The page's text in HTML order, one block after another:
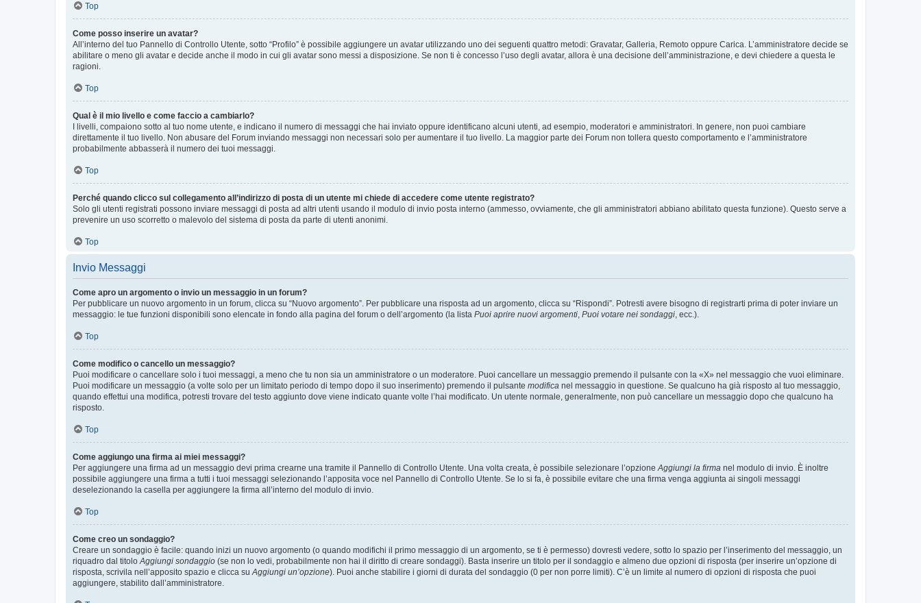
Top
Come posso inserire un avatar?
All’interno del tuo Pannello di Controllo Utente, sotto “Profilo” è possibile aggiungere un avatar utilizzando uno dei seguenti quattro metodi: Gravatar, Galleria, Remoto oppure Carica. L’amministratore decide se
abilitare o meno gli avatar e decide anche il modo in cui gli avatar sono messi a disposizione. Se non ti è concesso l’uso degli avatar, allora è una decisione dell’amministrazione, e devi chiedere a questa le
ragioni.
Top
Qual è il mio livello e come faccio a cambiarlo?
I livelli, compaiono sotto al tuo nome utente, e indicano il numero di messaggi che hai inviato oppure identificano alcuni utenti, ad esempio, moderatori e amministratori. In genere, non puoi cambiare
direttamente il tuo livello. Non abusare del Forum inviando messaggi non necessari solo per aumentare il tuo livello. La maggior parte dei Forum non tollera questo comportamento e l’amministratore
probabilmente abbasserà il numero dei tuoi messaggi.
Top
Perché quando clicco sul collegamento all’indirizzo di posta di un utente mi chiede di accedere come utente registrato?
Solo gli utenti registrati possono inviare messaggi di posta ad altri utenti usando il modulo di invio posta interno (ammesso, ovviamente, che gli amministratori abbiano abilitato questa funzione). Questo serve a
prevenire un uso scorretto o malevolo del sistema di posta da parte di utenti anonimi.
Top
Invio Messaggi
Come apro un argomento o invio un messaggio in un forum?
Per pubblicare un nuovo argomento in un forum, clicca su “Nuovo argomento”. Per pubblicare una risposta ad un argomento, clicca su “Rispondi”. Potresti avere bisogno di registrarti prima di poter inviare un
messaggio: le tue funzioni disponibili sono elencate in fondo alla pagina del forum o dell’argomento (la lista Puoi aprire nuovi argomenti Puoi votare nei sondaggi , ecc.).
Top
Come modifico o cancello un messaggio?
Puoi modificare o cancellare solo i tuoi messaggi, a meno che tu non sia un amministratore o un moderatore. Puoi cancellare un messaggio premendo il pulsante con la «X» nel messaggio che vuoi eliminare.
Puoi modificare un messaggio (a volte solo per un limitato periodo di tempo dopo il suo inserimento) premendo il pulsante modifica nel messaggio in questione. Se qualcuno ha già risposto al tuo messaggio,
quando effettui una modifica, potresti trovare del testo aggiunto dove viene indicato quante volte l’hai modificato. Un utente normale, generalmente, non può cancellare un messaggio dopo che qualcuno ha
risposto.
Top
Come aggiungo una firma ai miei messaggi?
Per aggiungere una firma ad un messaggio devi prima crearne una tramite il Pannello di Controllo Utente. Una volta creata, è possibile selezionare l’opzione Aggiungi la firma nel modulo di invio. È inoltre
possibile aggiungere una firma a tutti i tuoi messaggi selezionando l’apposita voce nel Pannello di Controllo Utente. Se lo si fa, è possibile evitare che una firma venga aggiunta ai singoli messaggi
deselezionando la casella per aggiungere la firma all’interno del modulo di invio.
Top
Come creo un sondaggio?
Creare un sondaggio è facile: quando inizi un nuovo argomento (o quando modifichi il primo messaggio di un argomento, se ti è permesso) dovresti vedere, sotto lo spazio per l’inserimento del messaggio, un
riquadro dal titolo Aggiungi sondaggio (se non lo vedi, probabilmente non hai il diritto di creare sondaggi). Basta inserire un titolo per il sondaggio e almeno due opzioni di risposta (per inserire un’opzione di
risposta, scrivila nell’apposito spazio e clicca su Aggiungi un’opzione). Puoi anche stabilire i giorni di durata del sondaggio (0 per non porre limiti). C’è un limite al numero di opzioni di risposta che puoi
aggiungere, stabilito dall’amministratore.